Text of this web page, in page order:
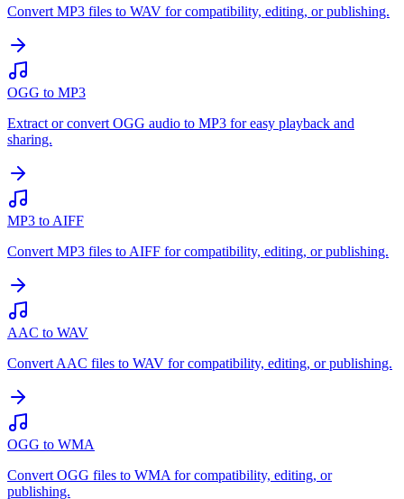
Convert MP3 files to WAV for compatibility, editing, or publishing.
OGG to MP3
Extract or convert OGG audio to MP3 for easy playback and
sharing.
MP3 to AIFF
Convert MP3 files to AIFF for compatibility, editing, or publishing.
AAC to WAV
Convert AAC files to WAV for compatibility, editing, or publishing.
OGG to WMA
Convert OGG files to WMA for compatibility, editing, or
publishing.